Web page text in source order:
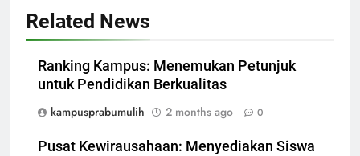
Related News
Ranking Kampus: Menemukan Petunjuk
untuk Pendidikan Berkualitas
kampusprabumulih
2 months ago 0
Pusat Kewirausahaan: Menyediakan Siswa